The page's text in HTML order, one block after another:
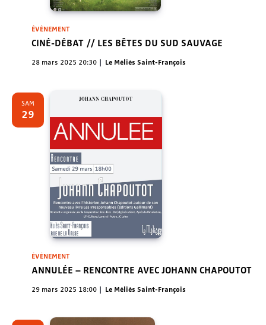
ÉVÈNEMENT
CINÉ-DÉBAT // LES BÊTES DU SUD SAUVAGE
28 mars 2025 20:30 Le Méliès Saint-François
SAM
29
ÉVÈNEMENT
ANNULÉE – RENCONTRE AVEC JOHANN CHAPOUTOT
29 mars 2025 18:00 Le Méliès Saint-François